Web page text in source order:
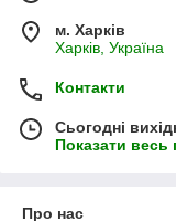
м. Харків
Харків, Україна
Контакти
Сьогодні
Показати весь
Про нас